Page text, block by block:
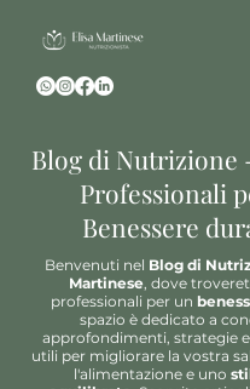
Blog di Nutrizione
Professionali
Benessere
Benvenuti nel Blog di
Martinese, dove
professionali per un
spazio è dedicato a
approfondimenti, strategie
utili per migliorare la vostra
l'alimentazione e uno